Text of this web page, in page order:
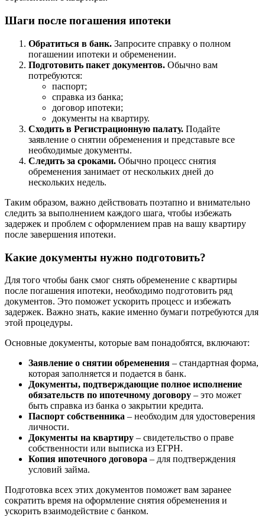
Шаги после погашения ипотеки
Обратиться в банк. Запросите справку о полном
погашении ипотеки и обременении.
Подготовить пакет документов. Обычно вам
потребуются:
паспорт;
справка из банка;
договор ипотеки;
документы на квартиру.
Сходить в Регистрационную палату. Подайте
заявление о снятии обременения и представьте все
необходимые документы.
Следить за сроками. Обычно процесс снятия
обременения занимает от нескольких дней до
нескольких недель.
Таким образом, важно действовать поэтапно и внимательно
следить за выполнением каждого шага, чтобы избежать
задержек и проблем с оформлением прав на вашу квартиру
после завершения ипотеки.
Какие документы нужно подготовить?
Для того чтобы банк смог снять обременение с квартиры
после погашения ипотеки, необходимо подготовить ряд
документов. Это поможет ускорить процесс и избежать
задержек. Важно знать, какие именно бумаги потребуются для
этой процедуры.
Основные документы, которые вам понадобятся, включают:
Заявление о снятии обременения – стандартная форма,
которая заполняется и подается в банк.
Документы, подтверждающие полное исполнение
обязательств по ипотечному договору – это может
быть справка из банка о закрытии кредита.
Паспорт собственника – необходим для удостоверения
личности.
Документы на квартиру – свидетельство о праве
собственности или выписка из ЕГРН.
Копия ипотечного договора – для подтверждения
условий займа.
Подготовка всех этих документов поможет вам заранее
сократить время на оформление снятия обременения и
ускорить взаимодействие с банком.